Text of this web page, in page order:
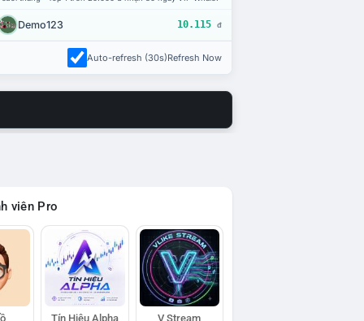
Demo123 10.115 đ
Auto-refresh (30s)Refresh Now
viên Pro
Tín Hiệu Alpha V Stream